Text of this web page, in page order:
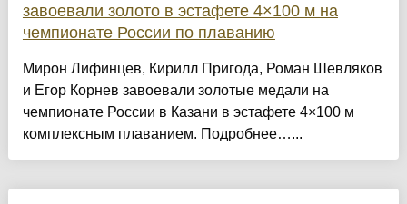
завоевали золото в эстафете 4×100 м на
чемпионате России по плаванию
Мирон Лифинцев, Кирилл Пригода, Роман Шевляков
и Егор Корнев завоевали золотые медали на
чемпионате России в Казани в эстафете 4×100 м
комплексным плаванием. Подробнее…...